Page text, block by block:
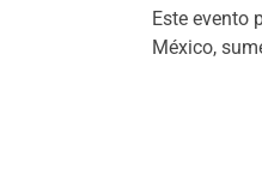
Este evento
México,